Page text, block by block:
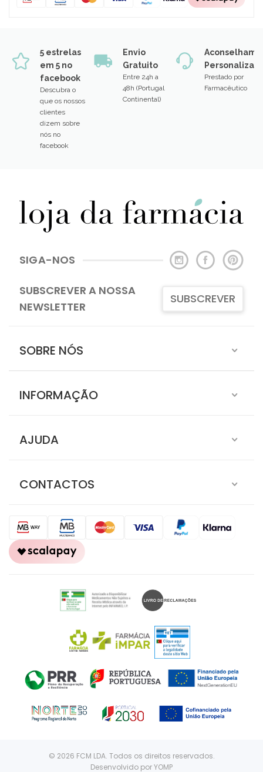
5 estrelas
em 5 no
facebook
Descubra o
que os nossos
clientes
dizem sobre
nós no
facebook
Envio
Gratuito
Entre 24h a
48h (Portugal
Continental)
Prestado por
Farmacêutico
SIGA-NOS
SUBSCREVER A NOSSA
NEWSLETTER
SUBSCREVER
SOBRE NÓS
INFORMAÇÃO
AJUDA
CONTACTOS
© 2026 FCM LDA. Todos os direitos reservados.
Desenvolvido porYOMP